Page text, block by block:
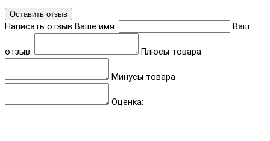
Оставить отзыв
Написать отзыв Ваше имя: Ваш
отзыв: Плюсы товара
Минусы товара
Оценка: